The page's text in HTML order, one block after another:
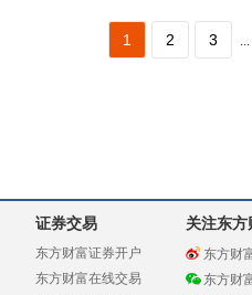
1 2 3 ...
证券交易
东方财富证券开户
东方财富在线交易
关注东方
东方财
东方财